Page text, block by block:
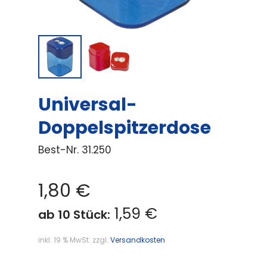
Universal-
Doppelspitzerdose
Best-Nr. 31.250
1,80 €
ab 10 Stück: 1,59 €
inkl. 19 % MwSt. zzgl. Versandkosten